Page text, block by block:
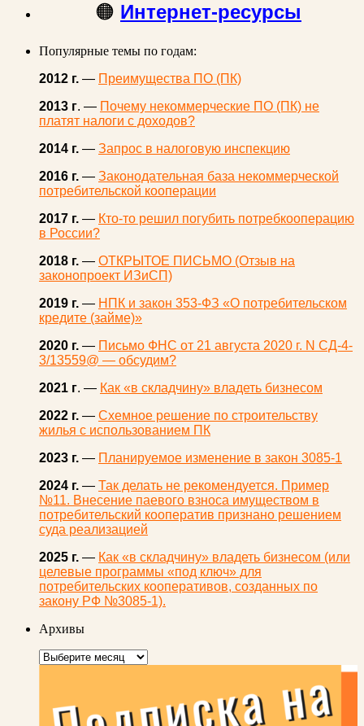
🟠 Интернет-ресурсы
Популярные темы по годам:
2012 г. — Преимущества ПО (ПК)
2013 г. — Почему некоммерческие ПО (ПК) не
платят налоги с доходов?
2014 г. — Запрос в налоговую инспекцию
2016 г. — Законодательная база некоммерческой
потребительской кооперации
2017 г. — Кто-то решил погубить потребкооперацию
в России?
2018 г. — ОТКРЫТОЕ ПИСЬМО (Отзыв на
законопроект ИЗиСП)
2019 г. — НПК и закон 353-ФЗ «О потребительском
кредите (займе)»
2020 г. — Письмо ФНС от 21 августа 2020 г. N СД-4-
3/13559@ — обсудим?
2021 г. — Как «в складчину» владеть бизнесом
2022 г. — Схемное решение по строительству
жилья с использованием ПК
2023 г. — Планируемое изменение в закон 3085-1
2024 г. — Так делать не рекомендуется. Пример
№11. Внесение паевого взноса имуществом в
потребительский кооператив признано решением
суда реализацией
2025 г. — Как «в складчину» владеть бизнесом (или
целевые программы «под ключ» для
потребительских кооперативов, созданных по
закону РФ №3085-1).
Архивы
Архивы